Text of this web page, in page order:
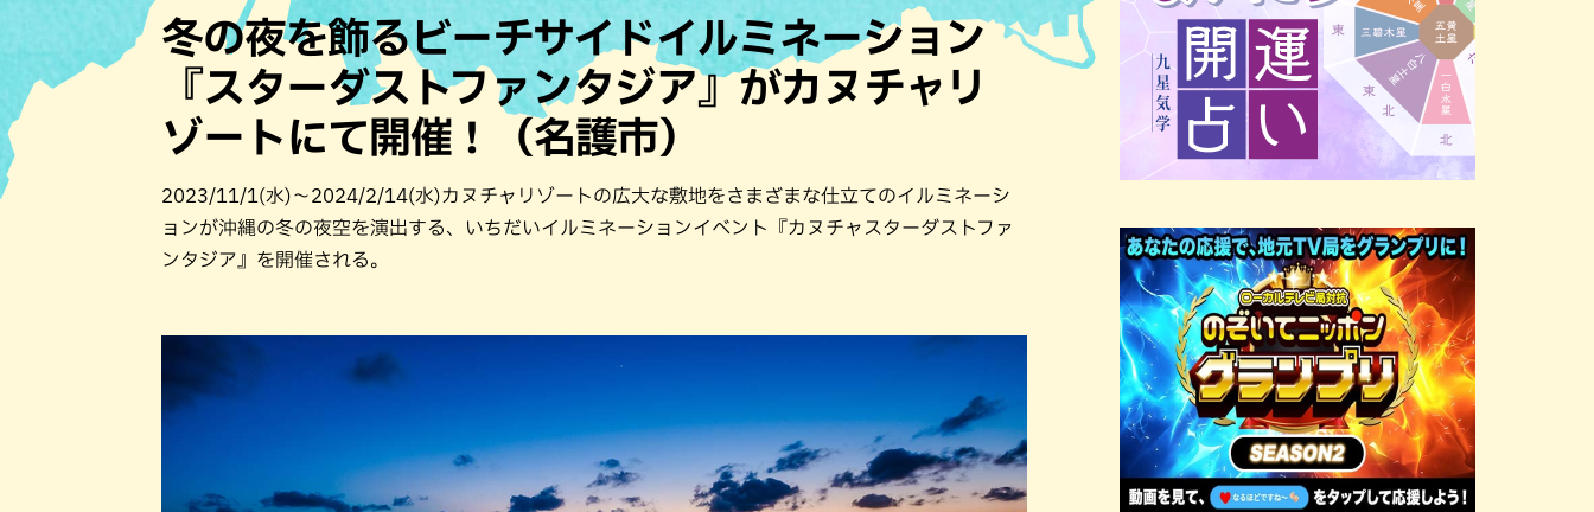
ステーキ・焼肉 焼鳥・串料理
その他の肉料理 居酒屋・バー
ブッフェ・バイキング
タコス・タコライス
サウナ 公園
沖縄の海
冬の夜を飾るビーチサイドイルミネーション
『スターダストファンタジア』がカヌチャリ
ゾートにて開催！（名護市）
2023/11/1(水)～2024/2/14(水)カヌチャリゾートの広大な敷地をさまざまな仕立てのイルミネーシ
ョンが沖縄の冬の夜空を演出する、いちだいイルミネーションイベント『カヌチャスターダストファ
ンタジア』を開催される。